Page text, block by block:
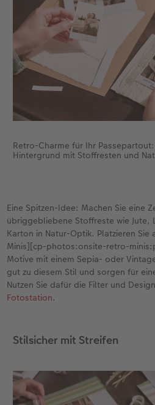
Retro-Charme für Ihr
Hintergrund mit Stoffresten und
Eine Spitzen-Idee: Machen Sie eine
übriggebliebene Stoffreste wie Jute,
Karton in Natur-Optik. Platzieren Sie
Minis][cp-photos:onsite-retro-
Motive mit einem Sepia- oder
gut zu diesem Stil und sorgen für
Nutzen Sie dafür die Filter und
Fotostation.
Stilsicher mit Streifen